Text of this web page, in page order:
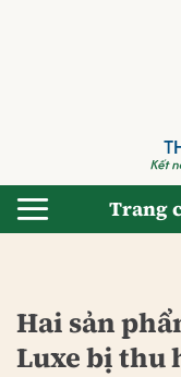
Trang
Hai sản
Luxe bị thu